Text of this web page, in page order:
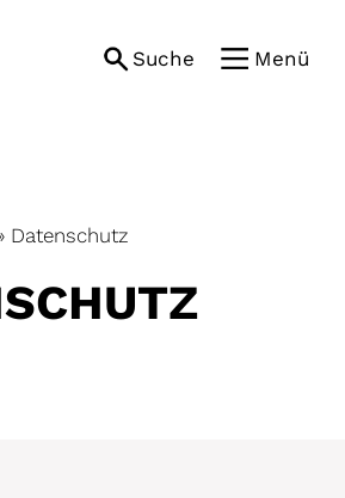
Suche Menü
Datenschutz